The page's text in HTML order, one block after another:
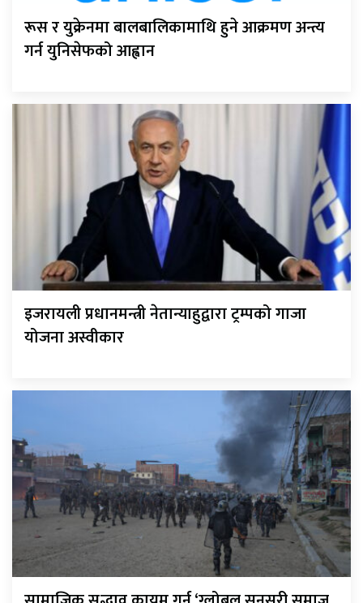
रूस र युक्रेनमा बालबालिकामाथि हुने आक्रमण अन्त्य
गर्न युनिसेफको आह्वान
इजरायली प्रधानमन्त्री नेतान्याहुद्वारा ट्रम्पको गाजा
योजना अस्वीकार